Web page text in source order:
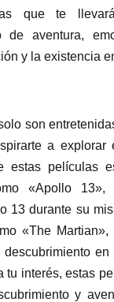
que te
de aventura,
y la existencia
son
a explorar
estas películas
«Apollo
13 durante su
«The Martian»,
en
tu interés, estas
y